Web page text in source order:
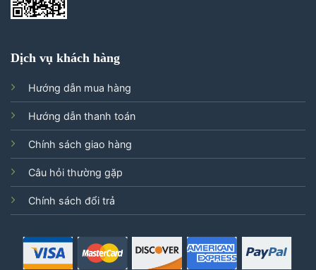
Dịch vụ khách hàng
Hướng dẫn mua hàng
Hướng dẫn thanh toán
Chính sách giao hàng
Câu hỏi thường gặp
Chính sách đổi trả